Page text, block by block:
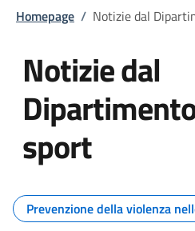
Homepage / Notizie dal
Notizie dal
sport
Tutti i contenuti
Prevenzione della violenza